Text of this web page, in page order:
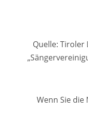
Quelle: Tiroler
Wenn Sie